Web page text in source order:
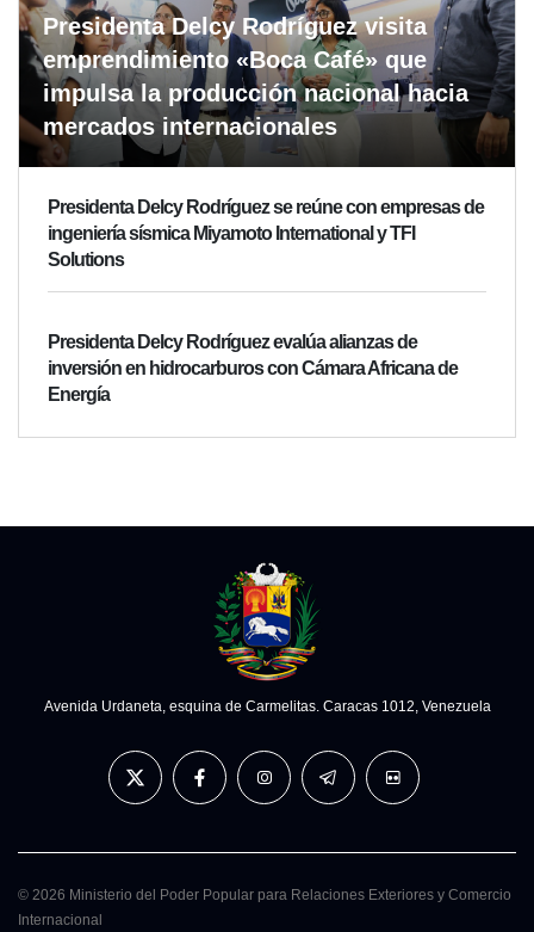
Presidenta Delcy Rodríguez visita
emprendimiento «Boca Café» que
impulsa la producción nacional hacia
mercados internacionales
Presidenta Delcy Rodríguez se reúne con empresas de
ingeniería sísmica Miyamoto International y TFI
Solutions
Presidenta Delcy Rodríguez evalúa alianzas de
inversión en hidrocarburos con Cámara Africana de
Energía
Avenida Urdaneta, esquina de Carmelitas. Caracas 1012, Venezuela
© 2026 Ministerio del Poder Popular para Relaciones Exteriores y Comercio
Internacional